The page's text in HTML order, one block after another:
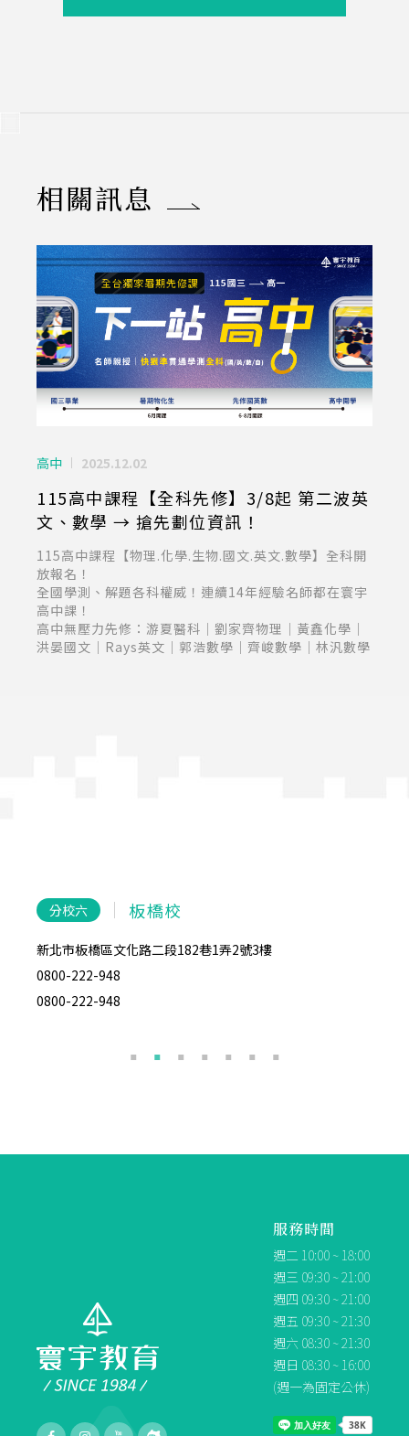
相關訊息
高中 2025.12.02
115高中課程【全科先修】3/8起 第二波英
文、數學 → 搶先劃位資訊！
115高中課程【物理.化學.生物.國文.英文.數學】全科開
放報名！
全國學測、解題各科權威！連續14年經驗名師都在寰宇
高中課！
高中無壓力先修：游夏醫科｜劉家齊物理｜黃鑫化學｜
洪晏國文｜Rays英文｜郭浩數學｜齊峻數學｜林汎數學
分校六 板橋校
新北市板橋區文化路二段182巷1弄2號3樓
0800-222-948
0800-222-948
服務時間
週二 10:00 ~ 18:00
週三 09:30 ~ 21:00
週四 09:30 ~ 21:00
週五 09:30 ~ 21:30
週六 08:30 ~ 21:30
週日 08:30 ~ 16:00
(週一為固定公休)